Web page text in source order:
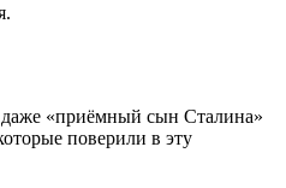
даже «приёмный сын Сталина»
поверили в эту